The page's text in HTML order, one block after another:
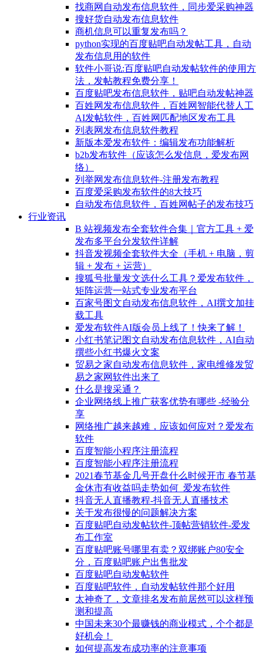
找商网自动发布信息软件，同步爱采购神器
搜好货自动发布信息软件
商机信息可以重复发布吗？
python实现的百度贴吧自动发帖工具，自动
发布信息用的软件
软件小哥说:百度贴吧自动发帖软件的使用方
法，发帖教程免费分享！
百度贴吧发布信息软件，贴吧自动发帖神器
百姓网发布信息软件，百姓网智能代替人工
AI发帖软件，百姓网匹配地区发布工具
列表网发布信息软件教程
新版本爱发布软件：编辑发布功能解析
b2b发布软件（应该怎么发信息，爱发布网
络）
列举网发布信息软件-注册发布教程
百度爱采购发布软件的8大技巧
自动发布信息软件，百姓网帖子的发布技巧
行业资讯
B 站视频发布全套软件合集｜官方工具 + 爱
发布多平台分发软件详解
抖音发视频全套软件大全（手机 + 电脑，剪
辑 + 发布 + 运营）
搜狐号批量发文选什么工具？爱发布软件，
矩阵运营一站式专业发布平台
百家号图文自动发布信息软件，AI撰文加挂
载工具
爱发布软件AI版会员上线了！快来了解！
小红书笔记图文自动发布信息软件，AI自动
撰些小红书爆火文案
贸易之家自动发布信息软件，家电维修发贸
易之家网软件出来了
什么是搜采通？
企业网络线上推广获客优势有哪些 -经验分
享
网络推广越来越难，应该如何应对？爱发布
软件
百度智能小程序注册流程
百度智能小程序注册流程
2021春节基金几号开盘什么时候开市 春节基
金休市有收益吗走势如何_爱发布软件
抖音无人直播教程-抖音无人直播技术
关于发布很慢的问题解决方案
百度贴吧自动发帖软件-顶帖营销软件-爱发
布工作室
百度贴吧账号哪里有卖？双绑账户80安全
分，百度贴吧账户出售批发
百度贴吧自动发帖软件
百度贴吧软件，自动发帖软件那个好用
太神奇了，文章排名发布前居然可以这样预
测和提高
中国未来30个最赚钱的商业模式，个个都是
好机会！
如何提高发布成功率的注意事项